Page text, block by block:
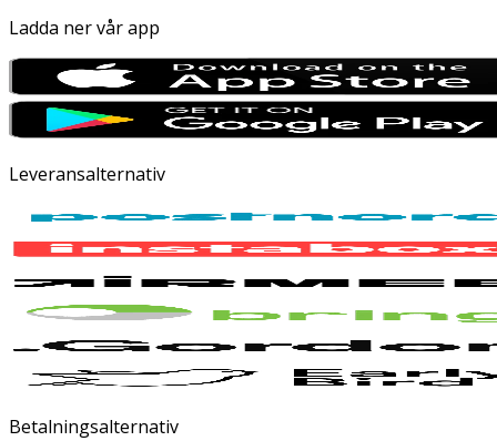
Ladda ner vår app
Leveransalternativ
Betalningsalternativ